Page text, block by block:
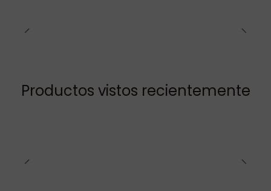
Productos vistos recientemente